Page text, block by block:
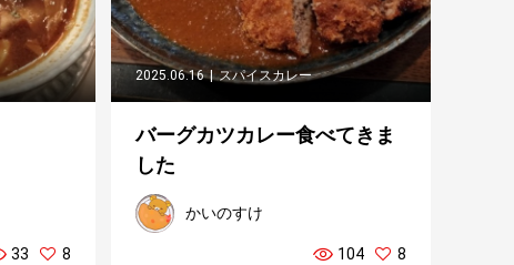
33 8
2025.06.16 スパイスカレー
バーグカツカレー食べてきま
した
かいのすけ
104 8